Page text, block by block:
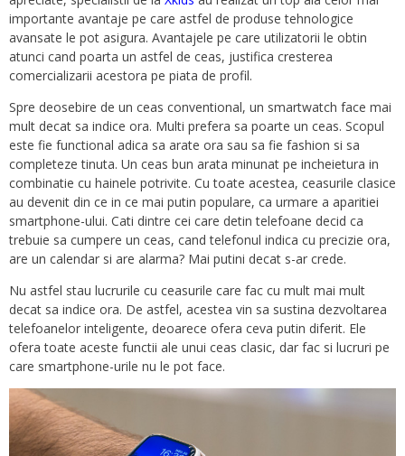
importante avantaje pe care astfel de produse tehnologice
avansate le pot asigura. Avantajele pe care utilizatorii le obtin
atunci cand poarta un astfel de ceas, justifica cresterea
comercializarii acestora pe piata de profil.
Spre deosebire de un ceas conventional, un smartwatch face mai
mult decat sa indice ora. Multi prefera sa poarte un ceas. Scopul
este fie functional adica sa arate ora sau sa fie fashion si sa
completeze tinuta. Un ceas bun arata minunat pe incheietura in
combinatie cu hainele potrivite. Cu toate acestea, ceasurile clasice
au devenit din ce in ce mai putin populare, ca urmare a aparitiei
smartphone-ului. Cati dintre cei care detin telefoane decid ca
trebuie sa cumpere un ceas, cand telefonul indica cu precizie ora,
are un calendar si are alarma? Mai putini decat s-ar crede.
Nu astfel stau lucrurile cu ceasurile care fac cu mult mai mult
decat sa indice ora. De astfel, acestea vin sa sustina dezvoltarea
telefoanelor inteligente, deoarece ofera ceva putin diferit. Ele
ofera toate aceste functii ale unui ceas clasic, dar fac si lucruri pe
care smartphone-urile nu le pot face.